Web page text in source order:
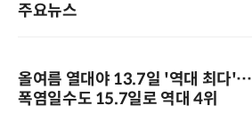
주요뉴스
올여름 열대야 13.7일 '역대 최다'…
폭염일수도 15.7일로 역대 4위